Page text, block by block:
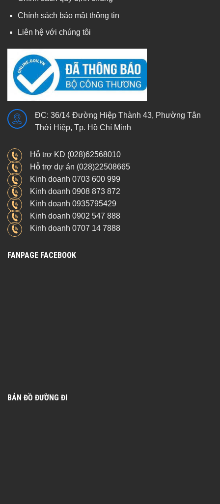
Chính sách bảo mật thông tin
Liên hệ với chúng tôi
ĐC: 36/14 Đường Hiệp Thành 43, Phường Tân
Thới Hiệp, Tp. Hồ Chí Minh
Hỗ trợ KD (028)62568010
Hỗ trợ dự án (028)22508665
Kinh doanh 0703 600 999
Kinh doanh 0908 873 872
Kinh doanh 0935795429
Kinh doanh 0902 547 888
Kinh doanh 0707 14 7888
FANPAGE FACEBOOK
BẢN ĐỒ ĐƯỜNG ĐI